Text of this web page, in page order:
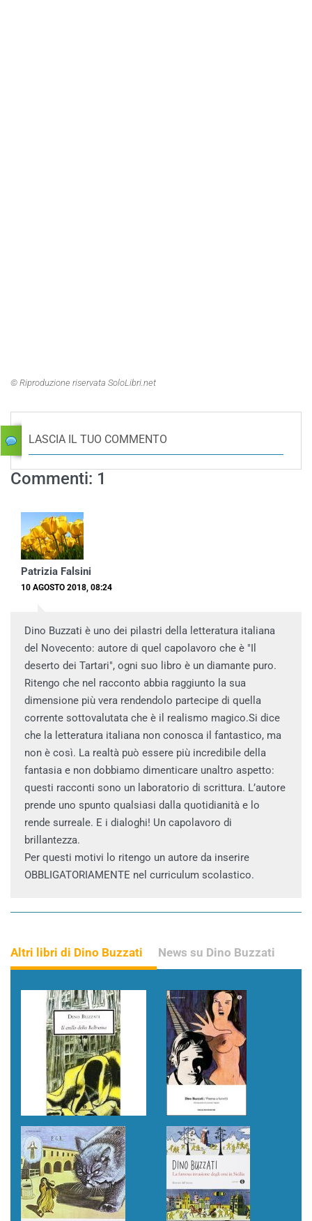
© Riproduzione riservata SoloLibri.net
LASCIA IL TUO COMMENTO
Commenti: 1
Patrizia Falsini
10 AGOSTO 2018, 08:24
Dino Buzzati è uno dei pilastri della letteratura italiana
del Novecento: autore di quel capolavoro che è "Il
deserto dei Tartari", ogni suo libro è un diamante puro.
Ritengo che nel racconto abbia raggiunto la sua
dimensione più vera rendendolo partecipe di quella
corrente sottovalutata che è il realismo magico.Si dice
che la letteratura italiana non conosca il fantastico, ma
non è così. La realtà può essere più incredibile della
fantasia e non dobbiamo dimenticare unaltro aspetto:
questi racconti sono un laboratorio di scrittura. L’autore
prende uno spunto qualsiasi dalla quotidianità e lo
rende surreale. E i dialoghi! Un capolavoro di
brillantezza.
Per questi motivi lo ritengo un autore da inserire
OBBLIGATORIAMENTE nel curriculum scolastico.
Altri libri di Dino Buzzati News su Dino Buzzati